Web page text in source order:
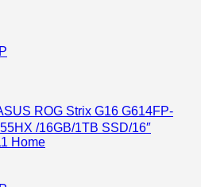
ROG Strix G16 G614FP-
/16GB/1TB SSD/16″
Home